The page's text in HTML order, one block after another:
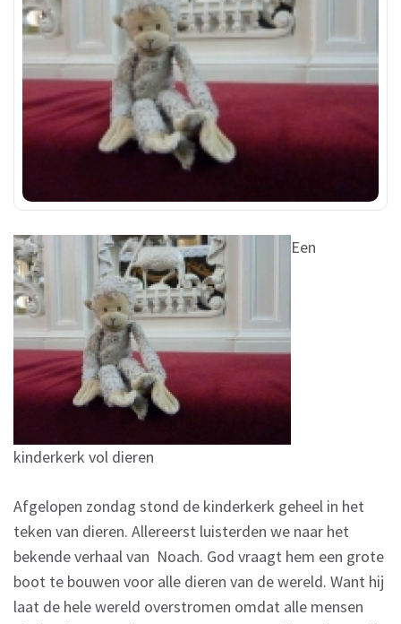
Een
kinderkerk vol dieren
Afgelopen zondag stond de kinderkerk geheel in het
teken van dieren. Allereerst luisterden we naar het
bekende verhaal van Noach. God vraagt hem een grote
boot te bouwen voor alle dieren van de wereld. Want hij
laat de hele wereld overstromen omdat alle mensen